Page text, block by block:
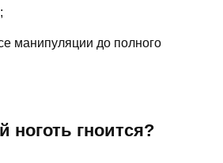
манипуляции до полного
ноготь гноится?